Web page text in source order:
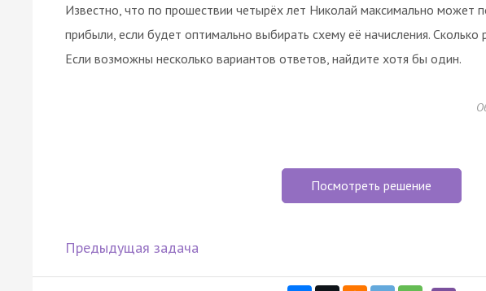
Известно, что по прошествии четырёх лет Николай максимально может
прибыли, если будет оптимально выбирать схему её начисления.
Если возможны несколько вариантов ответов, найдите хотя бы один.
Посмотреть решение
Предыдущая задача